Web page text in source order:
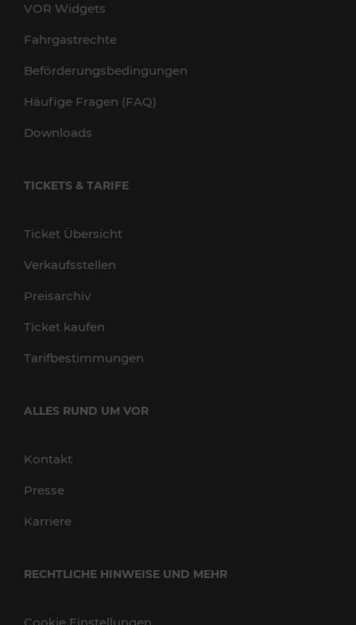
VOR Widgets
Fahrgastrechte
Beförderungsbedingungen
Häufige Fragen (FAQ)
Downloads
TICKETS & TARIFE
Ticket Übersicht
Verkaufsstellen
Preisarchiv
Ticket kaufen
Tarifbestimmungen
ALLES RUND UM VOR
Kontakt
Presse
Karriere
RECHTLICHE HINWEISE UND MEHR